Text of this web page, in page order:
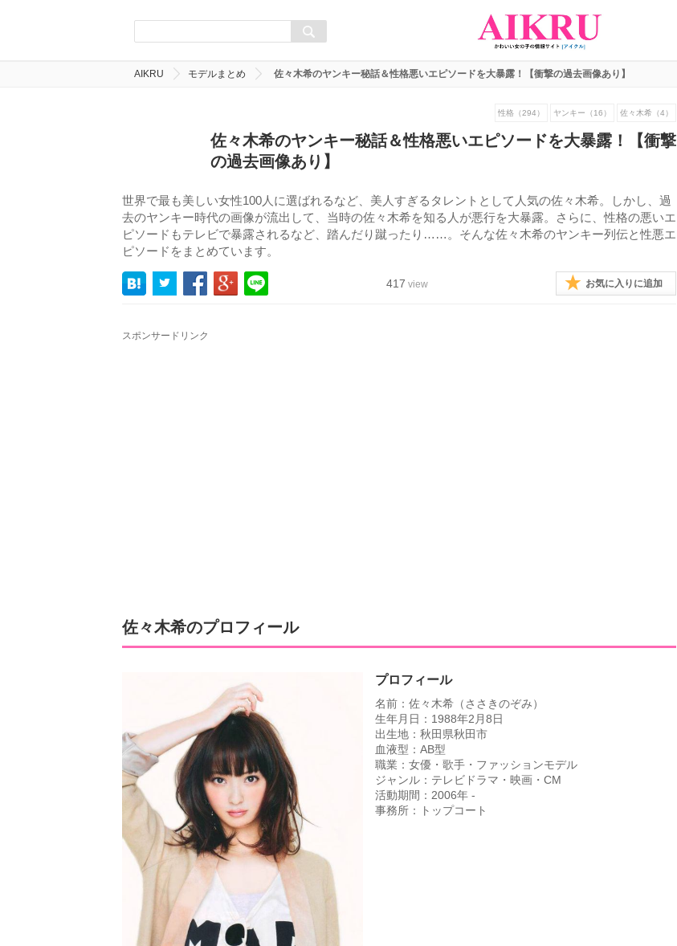
AIKRU モデルまとめ 佐々木希のヤンキー秘話＆性格悪いエピソードを大暴露！【衝撃の過去画像あり】
性格（294） ヤンキー（16） 佐々木希（4）
佐々木希のヤンキー秘話＆性格悪いエピソードを大暴露！【衝撃
の過去画像あり】
世界で最も美しい女性100人に選ばれるなど、美人すぎるタレントとして人気の佐々木希。しかし、過
去のヤンキー時代の画像が流出して、当時の佐々木希を知る人が悪行を大暴露。さらに、性格の悪いエ
ピソードもテレビで暴露されるなど、踏んだり蹴ったり……。そんな佐々木希のヤンキー列伝と性悪エ
ピソードをまとめています。
417 view お気に入りに追加
スポンサードリンク
佐々木希のプロフィール
プロフィール
名前：佐々木希（ささきのぞみ）
生年月日：1988年2月8日
出生地：秋田県秋田市
血液型：AB型
職業：女優・歌手・ファッションモデル
ジャンル：テレビドラマ・映画・CM
活動期間：2006年 -
事務所：トップコート